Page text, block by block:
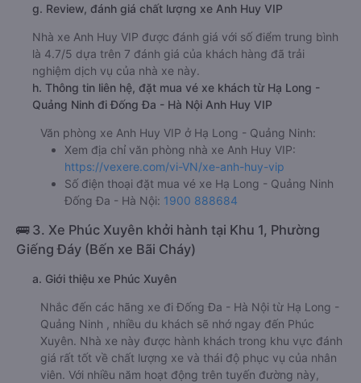
g. Review, đánh giá chất lượng xe Anh Huy VIP
Nhà xe Anh Huy VIP được đánh giá với số điểm trung bình
là 4.7/5 dựa trên 7 đánh giá của khách hàng đã trải
nghiệm dịch vụ của nhà xe này.
h. Thông tin liên hệ, đặt mua vé xe khách từ Hạ Long -
Quảng Ninh đi Đống Đa - Hà Nội Anh Huy VIP
Văn phòng xe Anh Huy VIP ở Hạ Long - Quảng Ninh:
Xem địa chỉ văn phòng nhà xe Anh Huy VIP:
https://vexere.com/vi-VN/xe-anh-huy-vip
Số điện thoại đặt mua vé xe Hạ Long - Quảng Ninh
Đống Đa - Hà Nội: 1900 888684
🚌 3. Xe Phúc Xuyên khởi hành tại Khu 1, Phường
Giếng Đáy (Bến xe Bãi Cháy)
a. Giới thiệu xe Phúc Xuyên
Nhắc đến các hãng xe đi Đống Đa - Hà Nội từ Hạ Long -
Quảng Ninh , nhiều du khách sẽ nhớ ngay đến Phúc
Xuyên. Nhà xe này được hành khách trong khu vực đánh
giá rất tốt về chất lượng xe và thái độ phục vụ của nhân
viên. Với nhiều năm hoạt động trên tuyến đường này,